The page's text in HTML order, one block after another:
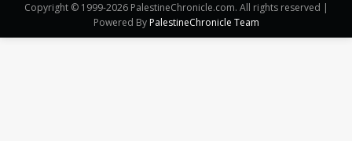
Copyright © 1999-2026 PalestineChronicle.com. All rights reserved |
Powered By PalestineChronicle Team